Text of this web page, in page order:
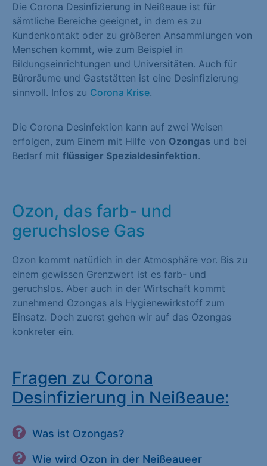
Die Corona Desinfizierung in Neißeaue ist für
sämtliche Bereiche geeignet, in dem es zu
Kundenkontakt oder zu größeren Ansammlungen von
Menschen kommt, wie zum Beispiel in
Bildungseinrichtungen und Universitäten. Auch für
Büroräume und Gaststätten ist eine Desinfizierung
sinnvoll. Infos zu Corona Krise.
Die Corona Desinfektion kann auf zwei Weisen
erfolgen, zum Einem mit Hilfe von Ozongas und bei
Bedarf mit flüssiger Spezialdesinfektion.
Ozon, das farb- und
geruchslose Gas
Ozon kommt natürlich in der Atmosphäre vor. Bis zu
einem gewissen Grenzwert ist es farb- und
geruchslos. Aber auch in der Wirtschaft kommt
zunehmend Ozongas als Hygienewirkstoff zum
Einsatz. Doch zuerst gehen wir auf das Ozongas
konkreter ein.
Fragen zu Corona
Desinfizierung in Neißeaue:
Was ist Ozongas?
Wie wird Ozon in der Neißeaueer